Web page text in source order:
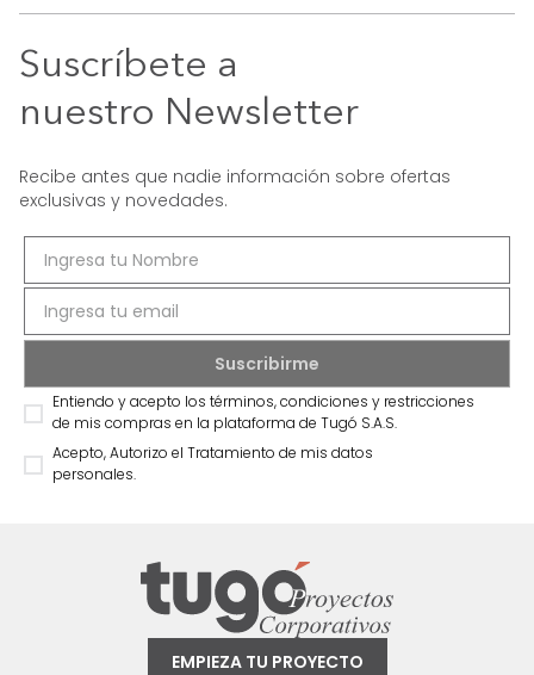
Suscríbete a
nuestro Newsletter
Recibe antes que nadie información sobre ofertas
exclusivas y novedades.
Entiendo y acepto los términos, condiciones y restricciones
de mis compras en la plataforma de Tugó S.A.S.
Acepto, Autorizo el Tratamiento de mis datos
personales.
EMPIEZA TU PROYECTO